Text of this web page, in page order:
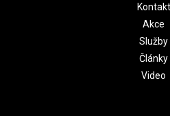
Kontakt
Akce
Služby
Články
Video